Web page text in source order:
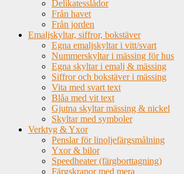
Delikatesslådor
Från havet
Från jorden
Emaljskyltar, siffror, bokstäver
Egna emaljskyltar i vitt/svart
Nummerskyltar i mässing för hus
Egna skyltar i emalj & mässing
Siffror och bokstäver i mässing
Vita med svart text
Blåa med vit text
Gjutna skyltar mässing & nickel
Skyltar med symboler
Verktyg & Yxor
Penslar för linoljefärgsmålning
Yxor & bilor
Speedheater (färgborttagning)
Färgskrapor med mera